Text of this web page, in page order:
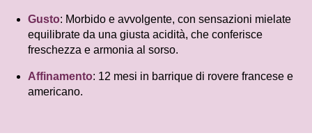
Gusto: Morbido e avvolgente, con sensazioni mielate
equilibrate da una giusta acidità, che conferisce
freschezza e armonia al sorso.
Affinamento: 12 mesi in barrique di rovere francese e
americano.